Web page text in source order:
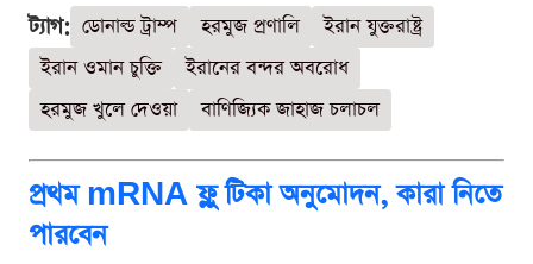
ট্যাগ: ডোনাল্ড ট্রাম্প হরমুজ প্রণালি
ইরান যুক্তরাষ্ট্র
ইরান ওমান চুক্তি
ইরানের বন্দর অবরোধ
হরমুজ খুলে দেওয়া
বাণিজ্যিক জাহাজ চলাচল
প্রথম mRNA ফ্লু টিকা অনুমোদন, কারা নিতে
পারবেন